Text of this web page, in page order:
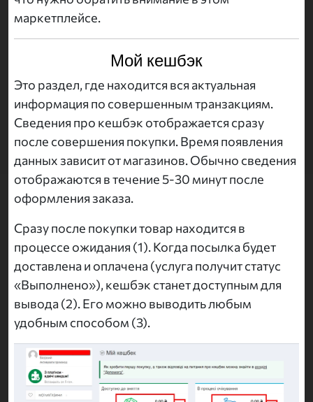
маркетплейсе.
Мой кешбэк
Это раздел, где находится вся актуальная
информация по совершенным транзакциям.
Сведения про кешбэк отображается сразу
после совершения покупки. Время появления
данных зависит от магазинов. Обычно сведения
отображаются в течение 5-30 минут после
оформления заказа.
Сразу после покупки товар находится в
процессе ожидания (1). Когда посылка будет
доставлена и оплачена (услуга получит статус
«Выполнено»), кешбэк станет доступным для
вывода (2). Его можно выводить любым
удобным способом (3).